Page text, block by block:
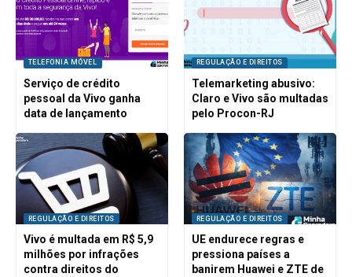
TELEFONIA MÓVEL
Serviço de crédito
pessoal da Vivo ganha
data de lançamento
REGULAÇÃO E DIREITOS
Telemarketing abusivo:
Claro e Vivo são multadas
pelo Procon-RJ
REGULAÇÃO E DIREITOS
Vivo é multada em R$ 5,9
milhões por infrações
contra direitos do
REGULAÇÃO E DIREITOS
UE endurece regras e
pressiona países a
banirem Huawei e ZTE de